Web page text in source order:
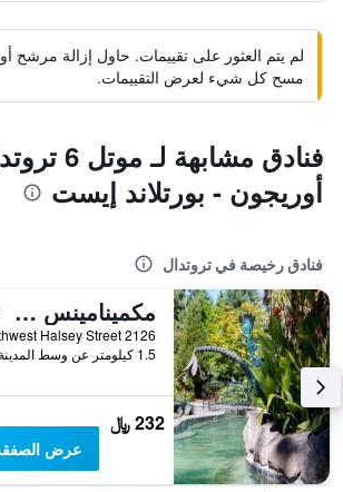
لم يتم العثور على تقييمات. حاول إزالة مرشح
مسح كل شيء لعرض التقييمات.
فنادق مشابهة لـ
أوريجون - بورتلاند إيست
فنادق رخيصة في تروتدال
مكمينامينس إدجفيلد
1.5 كيلومتر عن وسط المدينة
232 ﷼
عرض